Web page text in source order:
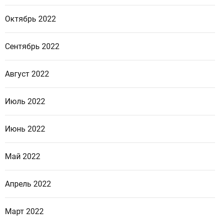
Октябрь 2022
Сентябрь 2022
Август 2022
Июль 2022
Июнь 2022
Май 2022
Апрель 2022
Март 2022